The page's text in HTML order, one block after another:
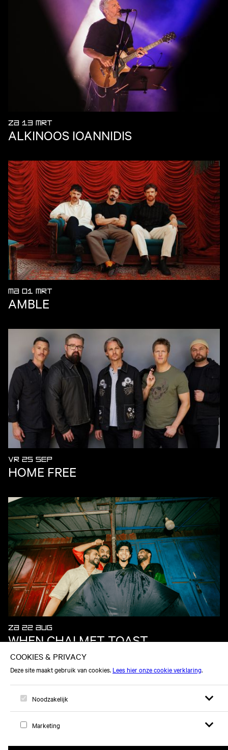
ZA 13 MRT
ALKINOOS IOANNIDIS
MA 01 MRT
AMBLE
VR 25 SEP
HOME FREE
ZA 22 AUG
WHEN CHAI MET TOAST